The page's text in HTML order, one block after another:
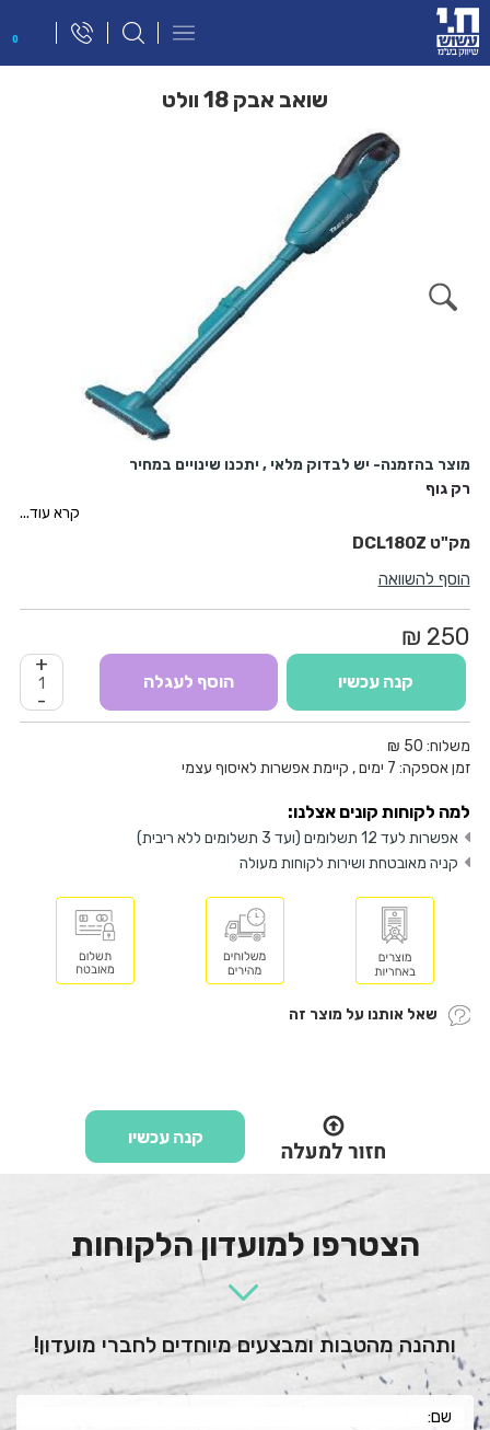
0
פתח
שואב אבק 18 וולט
מוצר בהזמנה- יש לבדוק מלאי , יתכנו שינויים במחיר
רק גוף
מהירות זרימה 1.4 מ"ק / דקה
משקל 3.5 ק"ג
קרא עוד...
הוסף להשוואה
250 ₪
-
+
הוסף לעגלה קנה עכשיו
משלוח: 50 ₪
זמן אספקה: 7 ימים , קיימת אפשרות לאיסוף עצמי
למה לקוחות קונים אצלנו:
אפשרות לעד 12 תשלומים (ועד 3 תשלומים ללא ריבית)
קניה מאובטחת ושירות לקוחות מעולה
שאל אותנו על מוצר זה
קנה עכשיו
הצטרפו למועדון הלקוחות
ותהנה מהטבות ומבצעים מיוחדים לחברי מועדון!